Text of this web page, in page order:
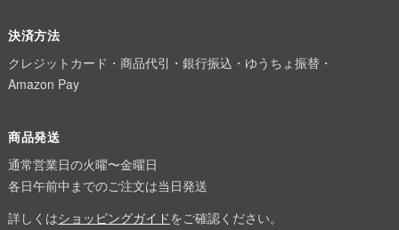
決済方法
クレジットカード・商品代引・銀行振込・ゆうちょ振替・
Amazon Pay
商品発送
通常営業日の火曜〜金曜日
各日午前中までのご注文は当日発送
詳しくはショッピングガイドをご確認ください。